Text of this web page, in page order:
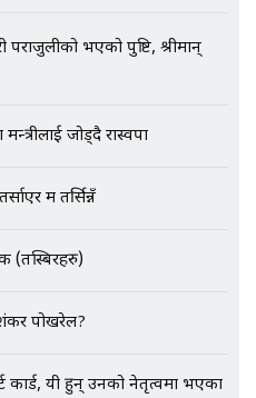
! || VISIT VISA SCAM
गृह मन्त्रालयकै सेटिङः१
CCTV Footage Lost |
भएको पुष्टि, श्रीमान्
जोड्दै रास्वपा
म तर्सिन्नँ
(तस्बिरहरु)
पोखरेल?
कार्ड, यी हुन् उनको नेतृत्वमा भएका